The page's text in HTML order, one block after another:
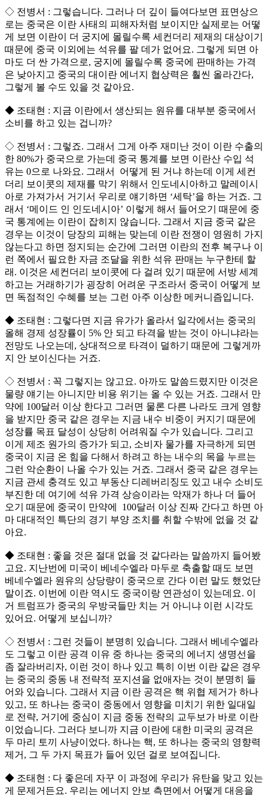
◇ 전병서 : 그렇습니다. 그러나 더 깊이 들여다보면 표면상으
로는 중국은 이란 사태의 피해자처럼 보이지만 실제로는 어떻
게 보면 이란이 더 궁지에 몰릴수록 세컨더리 제재의 대상이기
때문에 중국 이외에는 석유를 팔 데가 없어요. 그렇게 되면 아
마도 더 싼 가격으로, 궁지에 몰릴수록 중국에 판매하는 가격
은 낮아지고 중국의 대이란 에너지 협상력은 훨씬 올라간다,
그렇게 볼 수도 있을 것 같아요.
◆ 조태현 : 지금 이란에서 생산되는 원유를 대부분 중국에서
소비를 하고 있는 겁니까?
◇ 전병서 : 그렇죠. 그래서 그게 아주 재미난 것이 이란 수출의
한 80%가 중국으로 가는데 중국 통계를 보면 이란산 수입 석
유는 0으로 나와요. 그래서 어떻게 된 거냐 하는데 이게 세컨
더리 보이콧의 제재를 막기 위해서 인도네시아하고 말레이시
아로 가져가서 거기서 우리로 얘기하면 ‘세탁’을 하는 거죠. 그
래서 ‘메이드 인 인도네시아’ 이렇게 해서 들어오기 때문에 중
국 통계에는 이란이 잡히지 않습니다. 그래서 지금 중국 같은
경우는 이것이 당장의 피해는 맞는데 이란 전쟁이 영원히 가지
않는다고 하면 정지되는 순간에 그러면 이란의 전후 복구나 이
런 쪽에서 필요한 자금 조달을 위한 석유 판매는 누구한테 할
래. 이것은 세컨더리 보이콧에 다 걸려 있기 때문에 서방 세계
하고는 거래하기가 굉장히 어려운 구조라서 중국이 어떻게 보
면 독점적인 수혜를 보는 그런 아주 이상한 메커니즘입니다.
◆ 조태현 : 그렇다면 지금 유가가 올라서 일각에서는 중국의
올해 경제 성장률이 5% 안 되고 타격을 받는 것이 아니냐라는
전망도 나오는데, 상대적으로 타격이 덜하기 때문에 그렇게까
지 안 보이신다는 거죠.
◇ 전병서 : 꼭 그렇지는 않고요. 아까도 말씀드렸지만 이것은
물량 얘기는 아니지만 비용 위기는 올 수 있는 거죠. 그래서 만
약에 100달러 이상 한다고 그러면 물론 다른 나라도 크게 영향
을 받지만 중국 같은 경우는 지금 내수 비중이 커지기 때문에
성장률 목표 달성이 상당히 어려워질 수가 있습니다. 그리고
이게 제조 원가의 증가가 되고, 소비자 물가를 자극하게 되면
중국이 지금 온 힘을 다해서 하려고 하는 내수의 목을 누르는
그런 악순환이 나올 수가 있는 거죠. 그래서 중국 같은 경우는
지금 관세 충격도 있고 부동산 디레버리징도 있고 내수 소비도
부진한 데 여기에 석유 가격 상승이라는 악재가 하나 더 들어
오기 때문에 중국이 만약에 100달러 이상 진짜 간다고 하면 아
마 대대적인 특단의 경기 부양 조치를 취할 수밖에 없을 것 같
아요.
◆ 조태현 : 좋을 것은 절대 없을 것 같다라는 말씀까지 들어봤
고요. 지난번에 미국이 베네수엘라 마두로 축출할 때도 보면
베네수엘라 원유의 상당량이 중국으로 간다 이런 말도 했었단
말이죠. 이번에 이란 역시도 중국이랑 연관성이 있는데요. 이
거 트럼프가 중국의 우방국들만 치는 거 아니냐 이런 시각도
있어요. 어떻게 보십니까?
◇ 전병서 : 그런 것들이 분명히 있습니다. 그래서 베네수엘라
도 그렇고 이란 공격 이유 중 하나는 중국의 에너지 생명선을
좀 잘라버리자, 이런 것이 하나 있고 특히 이번 이란 같은 경우
는 중국의 중동 내 전략적 포지션을 없애자는 것이 분명히 들
어와 있습니다. 그래서 지금 이란 공격은 핵 위협 제거가 하나
있고, 또 하나는 중국이 중동에서 영향을 미치기 위한 일대일
로 전략, 거기에 중심이 지금 중동 전략의 교두보가 바로 이란
이었습니다. 그러다 보니까 지금 이란에 대한 미국의 공격은
두 마리 토끼 사냥이었다. 하나는 핵, 또 하나는 중국의 영향력
제거, 그 두 가지 목표가 들어 있던 걸로 보여집니다.
◆ 조태현 : 다 좋은데 자꾸 이 과정에 우리가 유탄을 맞고 있는
게 문제거든요. 우리는 에너지 안보 측면에서 어떻게 대응을